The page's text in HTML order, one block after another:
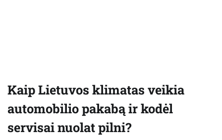
Kaip Lietuvos klimatas veikia
automobilio pakabą ir kodėl
servisai nuolat pilni?